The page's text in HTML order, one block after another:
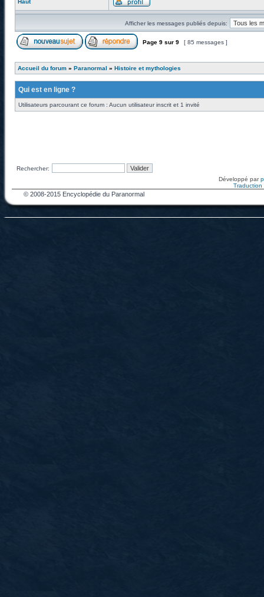
Haut
Afficher les messages publiés depuis:
Page 9 sur 9 [ 85 messages ]
Accueil du forum » Paranormal » Histoire et mythologies
Qui est en ligne ?
Utilisateurs parcourant ce forum : Aucun utilisateur inscrit et 1 invité
Rechercher:
Développé par
Traduction
© 2008-2015 Encyclopédie du Paranormal